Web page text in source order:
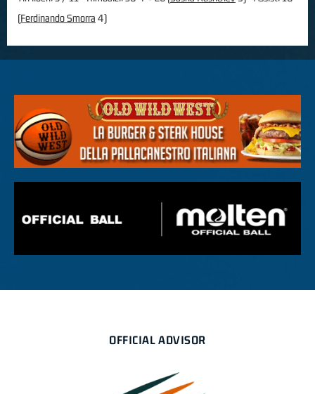
(Ferdinando Smorra 4)
OFFICIAL ADVISOR